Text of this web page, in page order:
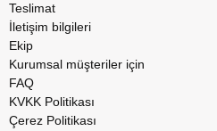
Teslimat
İletişim bilgileri
Ekip
Kurumsal müşteriler için
FAQ
KVKK Politikası
Çerez Politikası